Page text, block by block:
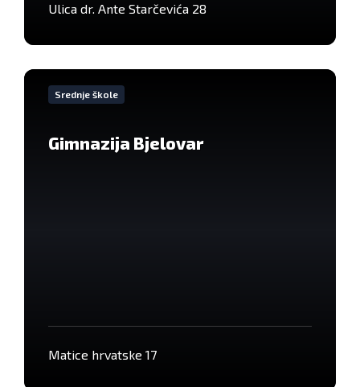
Ulica dr. Ante Starčevića 28
Srednje škole
Gimnazija Bjelovar
Matice hrvatske 17
VIše
informacija